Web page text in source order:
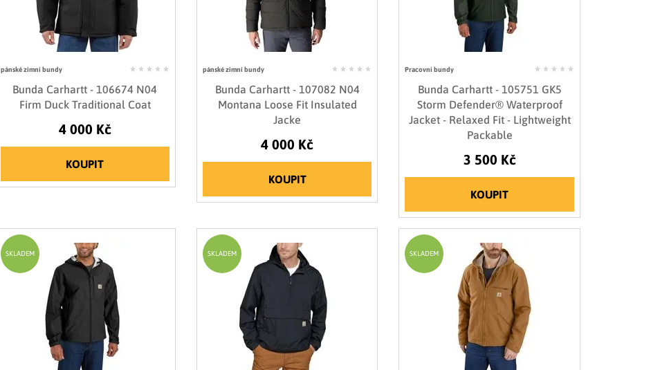
pánské zimní bundy
Bunda Carhartt - 106674 N04
Firm Duck Traditional Coat
4 000 Kč
KOUPIT
pánské zimní bundy
Bunda Carhartt - 107082 N04
Montana Loose Fit Insulated
Jacke
4 000 Kč
KOUPIT
Pracovní bundy
Bunda Carhartt - 105751 GK5
Storm Defender® Waterproof
Jacket - Relaxed Fit - Lightweight
Packable
3 500 Kč
KOUPIT
SKLADEM SKLADEM SKLADEM